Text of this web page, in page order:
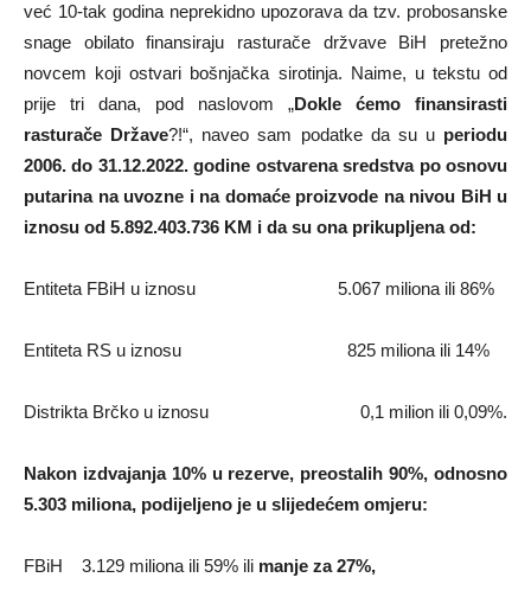
već 10-tak godina neprekidno upozorava da tzv. probosanske
snage obilato finansiraju rasturače držvave BiH pretežno
novcem koji ostvari bošnjačka sirotinja. Naime, u tekstu od
prije tri dana, pod naslovom „Dokle ćemo finansirasti
rasturače Države?!“, naveo sam podatke da su u periodu
2006. do 31.12.2022. godine ostvarena sredstva po osnovu
putarina na uvozne i na domaće proizvode na nivou BiH u
iznosu od 5.892.403.736 KM i da su ona prikupljena od:
Entiteta FBiH u iznosu 5.067 miliona ili 86%
Entiteta RS u iznosu 825 miliona ili 14%
Distrikta Brčko u iznosu 0,1 milion ili 0,09%.
Nakon izdvajanja 10% u rezerve, preostalih 90%, odnosno
5.303 miliona, podijeljeno je u slijedećem omjeru:
FBiH 3.129 miliona ili 59% ili manje za 27%,